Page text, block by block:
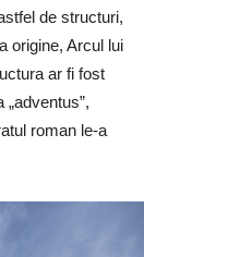
de structuri,
origine, Arcul lui
ar fi fost
roman le-a